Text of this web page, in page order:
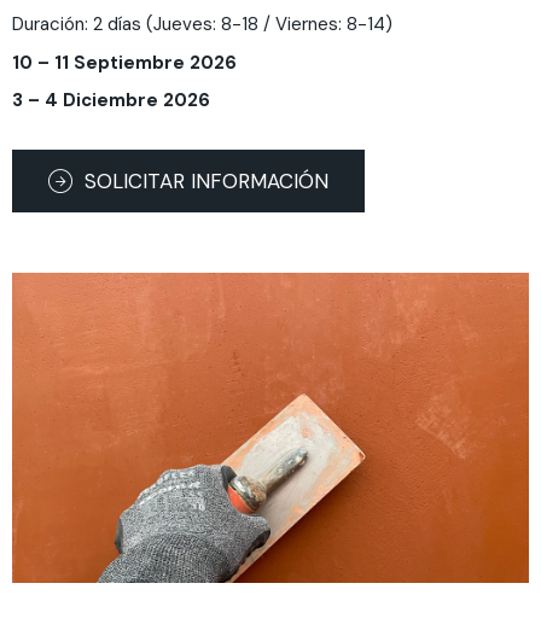
Duración: 2 días (Jueves: 8-18 / Viernes: 8-14)
10 – 11 Septiembre 2026
3 – 4 Diciembre 2026
SOLICITAR INFORMACIÓN